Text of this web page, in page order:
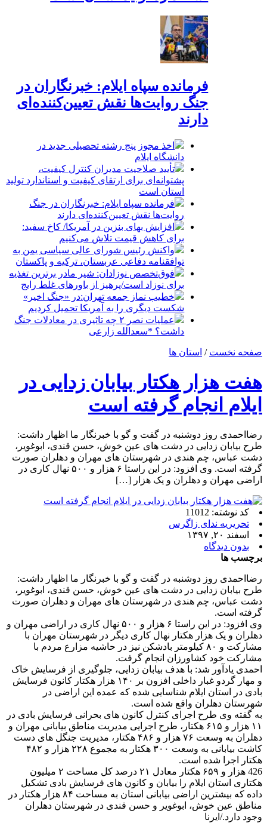
فرمانده سپاه ایلام: خبرنگاران در
جنگ روایت‌ها نقش تعیین‌کننده‌ای
دارند
اخذ مجوز پنج رشته تحصیلی جدید در
دانشگاه ایلام
تأیید صلاحیت مدیران کنترل کیفیت،
پشتوانه‌ای برای ارتقای کیفیت و استاندارد تولید
استان است
فرمانده سپاه ایلام: خبرنگاران در جنگ
روایت‌ها نقش تعیین‌کننده‌ای دارند
افزایش بهای بنزین در آمریکا/ کاخ سفید:
برای کاهش قیمت تلاش می‌کنیم
واکنش رئیس شورای عالی سیاسی یمن به
توافقنامه دفاعی عربستان، ترکیه و پاکستان
فوق‌تخصص نوزادان: شیر مادر برترین تغذیه
برای نوزاد است/پرهیز از باورهای غلط رایج
خطیب نماز جمعه تهران:در «جنگ اخیر»
شکست دیگری را به آمریکا تحمیل کردیم
عملیات نصر ۲ چه تاثیری در معادلات جنگ
داشت؟ *سعدالله زارعی
صفحه نخست / استان ها
هفت هزار هکتار بیابان زدایی در
ایلام انجام گرفته است
رضااحمدی روز دوشنبه در گفت و گو با خبرنگار ما اظهار داشت:
طرح بیابان زدایی در دشت های عین خوش، حسن قندی، ابوغویر،
دشت عباس، چم هندی در شهرستان های مهران و دهلران صورت
گرفته است. وی افزود: در این راستا ۶ هزار و ۵۰۰ نهال کاری در
اراضی مهران و دهلران و یک هزار […]
کد نوشته: 11012
تحریریه ندای زاگرس
اسفند ۲۰, ۱۳۹۷
بدون دیدگاه
برچسب ها
رضااحمدی روز دوشنبه در گفت و گو با خبرنگار ما اظهار داشت:
طرح بیابان زدایی در دشت های عین خوش، حسن قندی، ابوغویر،
دشت عباس، چم هندی در شهرستان های مهران و دهلران صورت
گرفته است.
وی افزود: در این راستا ۶ هزار و ۵۰۰ نهال کاری در اراضی مهران و
دهلران و یک هزار هکتار نهال کاری دیگر در شهرستان مهران با
مشارکت و ۸۰ کیلومتر بادشکن نیز در حاشیه مزارع مردم با
مشارکت خود کشاورزان انجام گرفت.
احمدی یادآور شد: با هدف بیابان زدایی، جلوگیری از فرسایش خاک
و مهار گردو غبار داخلی افزون بر ۱۴۰ هزار هکتار کانون فرسایش
بادی در استان ایلام شناسایی شده که عمده این اراضی در
شهرستان دهلران واقع شده است.
به گفته وی طرح اجرای کنترل کانون های بحرانی فرسایش بادی در
۱۱ هزار و ۶۱۵ هکتار، طرح اجرایی مدیریت مناطق بیابانی مهران و
دهلران به وسعت ۷۶ هزار و ۴۸۶ هکتار، مدیریت جنگل های دست
کاشت بیابانی به وسعت ۳۰۰ هکتار به مجموع ۲۲۸ هزار و ۴۸۲
هکتار اجرا شده است.
426 هزار و ۶۵۹ هکتار معادل ۲۱ درصد کل مساحت ۲ میلیون
هکتاری استان ایلام را بیابان و کانون های فرسایش بادی تشکیل
داده که بیشترین اراضی بیابانی استان به مساحت ۸۴ هزار هکتار در
مناطق عین خوش، ابوغویر و حسن قندی در شهرستان دهلران
وجود دارد./ایرنا